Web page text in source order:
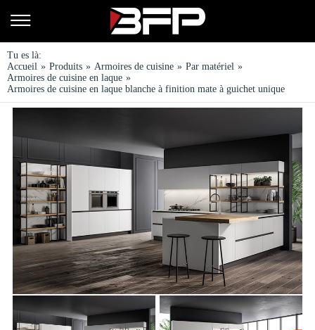
Tu es là:
Accueil » Produits » Armoires de cuisine » Par matériel »
Armoires de cuisine en laque »
Armoires de cuisine en laque blanche à finition mate à guichet unique